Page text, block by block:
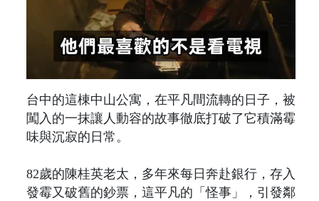
台中的這棟中山公寓，在平凡間流轉的日子，被
闖入的一抹讓人動容的故事徹底打破了它積滿霉
味與沉寂的日常。
82歲的陳桂英老太，多年來每日奔赴銀行，存入
發霉又破舊的鈔票，這平凡的「怪事」，引發鄰